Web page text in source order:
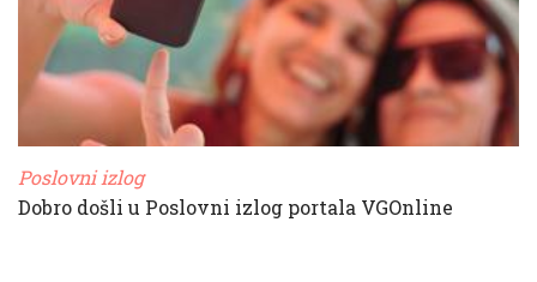
Poslovni izlog
Dobro došli u Poslovni izlog portala VGOnline